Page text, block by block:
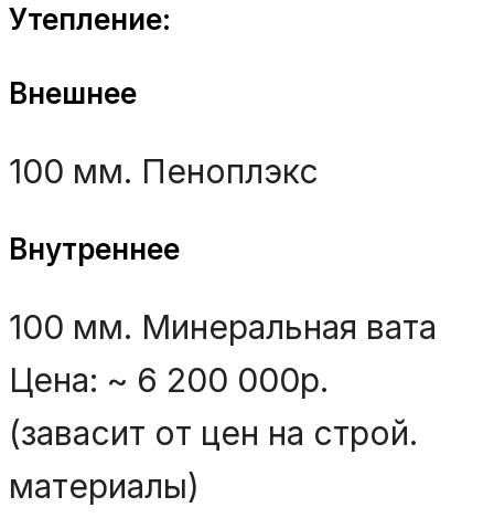
Утепление:
Внешнее
100 мм. Пеноплэкс
Внутреннее
100 мм. Минеральная вата
Цена: ~ 6 200 000р.
(завасит от цен на строй.
материалы)